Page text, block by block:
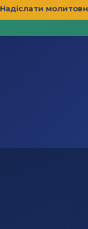
Надіслати